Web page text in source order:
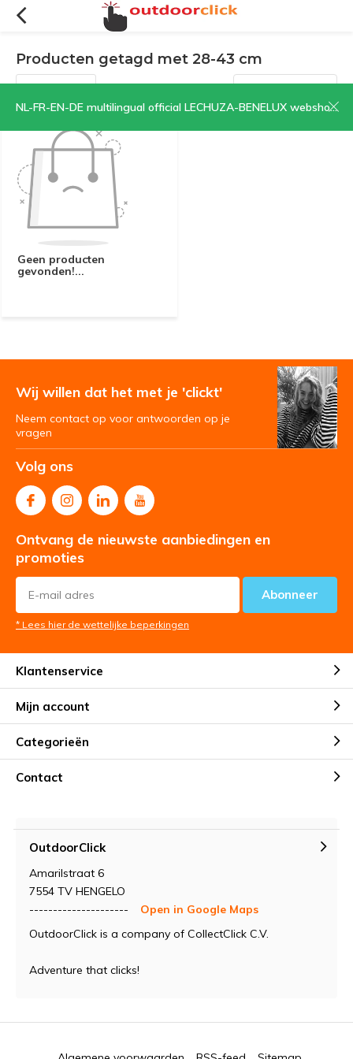
NL-FR-EN-DE multilingual official LECHUZA-BENELUX webshop | CLICK HERE NOW!
Producten getagd met 28-43 cm
Filters Sorteren op:
Geen producten
gevonden!...
Wij willen dat het met je 'clickt'
Neem contact op voor antwoorden op je
vragen
Volg ons
Ontvang de nieuwste aanbiedingen en
promoties
Abonneer
* Lees hier de wettelijke beperkingen
Klantenservice
Mijn account
Categorieën
Contact
OutdoorClick
Amarilstraat 6
7554 TV HENGELO
---------------------
Open in Google Maps
OutdoorClick is a company of CollectClick C.V.
Adventure that clicks!